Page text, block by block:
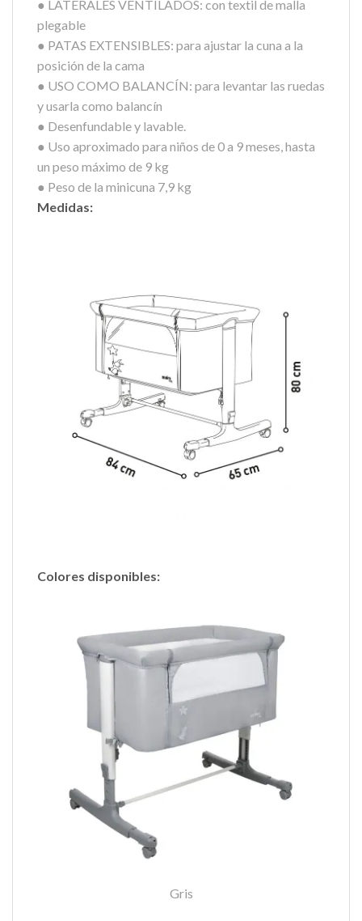
● LATERALES VENTILADOS: con textil de malla
plegable
● PATAS EXTENSIBLES: para ajustar la cuna a la
posición de la cama
● USO COMO BALANCÍN: para levantar las ruedas
y usarla como balancín
● Desenfundable y lavable.
● Uso aproximado para niños de 0 a 9 meses, hasta
un peso máximo de 9 kg
● Peso de la minicuna 7,9 kg
Medidas:
Colores disponibles:
Gris